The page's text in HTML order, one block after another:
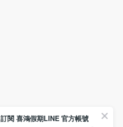
訂閱 喜鴻假期LINE 官方帳號